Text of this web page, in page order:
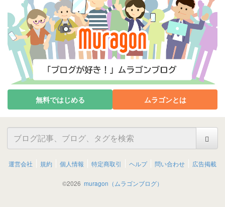
無料ではじめる ムラゴンとは
運営会社 規約 個人情報 特定商取引 ヘルプ 問い合わせ 広告掲載
©2026 muragon（ムラゴンブログ）